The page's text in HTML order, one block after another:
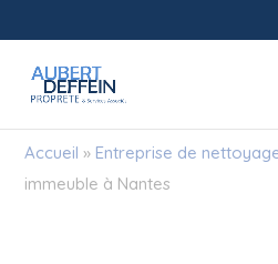
Accueil » Entreprise de
immeuble à Nantes